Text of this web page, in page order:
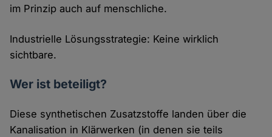
im Prinzip auch auf menschliche.
Industrielle Lösungsstrategie: Keine wirklich
sichtbare.
Wer ist beteiligt?
Diese synthetischen Zusatzstoffe landen über die
Kanalisation in Klärwerken (in denen sie teils